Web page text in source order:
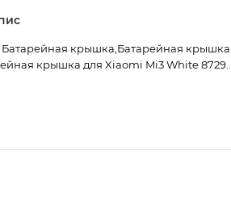
Батарейная крышка,Батарейная крышка
крышка для Xiaomi Mi3 White 8729...